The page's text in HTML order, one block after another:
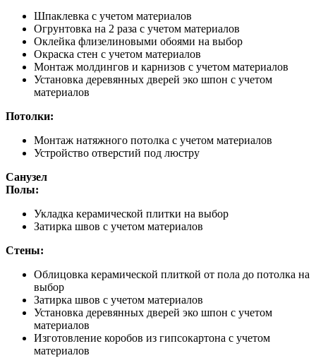
Шпаклевка с учетом материалов
Огрунтовка на 2 раза с учетом материалов
Оклейка флизелиновыми обоями на выбор
Окраска стен с учетом материалов
Монтаж молдингов и карнизов с учетом материалов
Установка деревянных дверей эко шпон с учетом
материалов
Потолки:
Монтаж натяжного потолка с учетом материалов
Устройство отверстий под люстру
Санузел
Полы:
Укладка керамической плитки на выбор
Затирка швов с учетом материалов
Стены:
Облицовка керамической плиткой от пола до потолка на
выбор
Затирка швов с учетом материалов
Установка деревянных дверей эко шпон с учетом
материалов
Изготовление коробов из гипсокартона с учетом
материалов